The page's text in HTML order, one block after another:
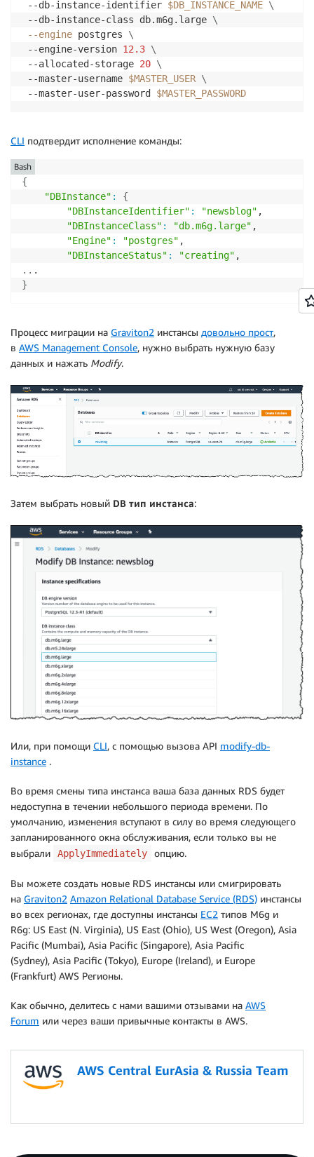
--db-instance-identifier $DB_INSTANCE_NAME \
--db-instance-class db.m6g.large \
--engine postgres \
--engine-version 12.3 \
--allocated-storage 20 \
--master-username $MASTER_USER \
--master-user-password $MASTER_PASSWORD
CLI подтвердит исполнение команды:
{
"DBInstance" :
{
"DBInstanceIdentifier" : "newsblog" ,
"DBInstanceClass" : "db.m6g.large" ,
"Engine" : "postgres" ,
"DBInstanceStatus" : "creating"
..
}
Bash
Процесс миграции на Graviton2 инстансы довольно прост,
в AWS Management Console, нужно выбрать нужную базу
данных и нажать Modify.
Затем выбрать новый DB тип инстанса:
Или, при помощи CLI, с помощью вызова API modify-db-
instance .
Во время смены типа инстанса ваша база данных RDS будет
недоступна в течении небольшого периода времени. По
умолчанию, изменения вступают в силу во время следующего
запланированного окна обслуживания, если только вы не
выбрали
ApplyImmediately опцию.
Вы можете создать новые RDS инстансы или смигрировать
на Graviton2 Amazon Relational Database Service (RDS) инстансы
во всех регионах, где доступны инстансы EC2 типов M6g и
R6g: US East (N. Virginia), US East (Ohio), US West (Oregon), Asia
Pacific (Mumbai), Asia Pacific (Singapore), Asia Pacific
(Sydney), Asia Pacific (Tokyo), Europe (Ireland), и Europe
(Frankfurt) AWS Регионы.
Как обычно, делитесь с нами вашими отзывами на AWS
Forum или через ваши привычные контакты в AWS.
AWS Central EurAsia & Russia Team